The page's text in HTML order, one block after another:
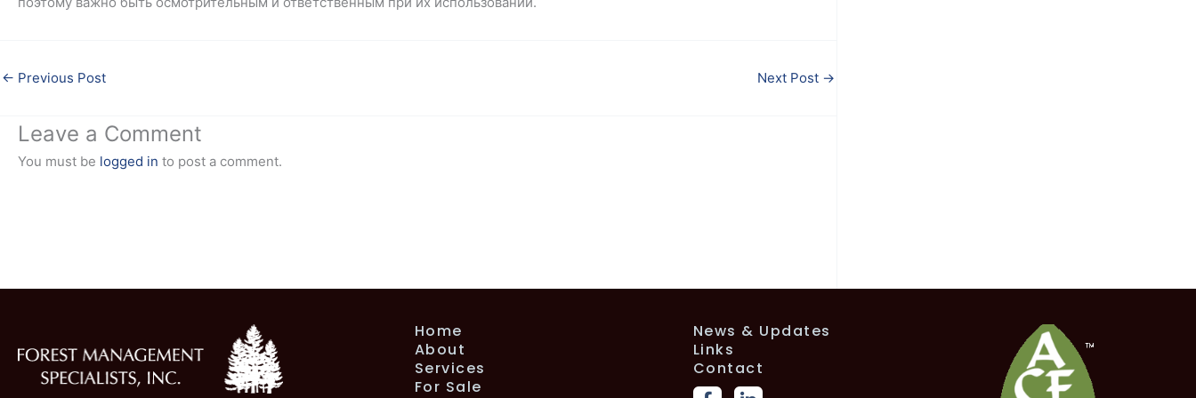
← Previous Post Next Post →
Leave a Comment
You must be logged in to post a comment.
Home
About
Services
For Sale
News & Updates
Links
Contact
F
L